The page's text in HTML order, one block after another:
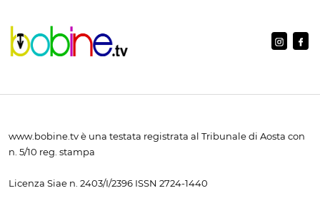
www.bobine.tv è una testata registrata al Tribunale di Aosta con
n. 5/10 reg. stampa
Licenza Siae n. 2403/I/2396 ISSN 2724-1440